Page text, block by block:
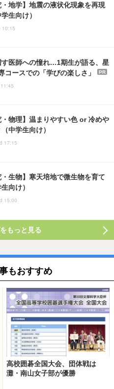
・地学】地震の液状化現象を再現
生向け）
10:15
す医師への憧れ…1期生が語る、星
コースでの「学びの楽しさ」
PR
・物理】温まりやすい色 or 冷めや
中学生向け）
17:15
・生物】寒天培地で微生物を育て
向け）
15:00
もっと見る
もおすすめ
高校囲碁全国大会、団体戦は
灘・南山女子部が優勝